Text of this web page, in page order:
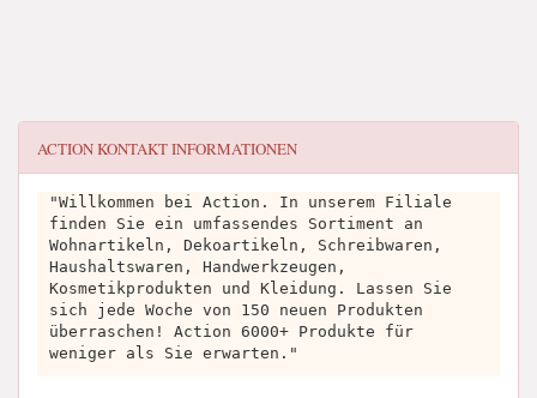
ACTIONKONTAKT INFORMATIONEN
"Willkommen bei Action. In unserem Filiale
finden Sie ein umfassendes Sortiment an
Wohnartikeln, Dekoartikeln, Schreibwaren,
Haushaltswaren, Handwerkzeugen,
Kosmetikprodukten und Kleidung. Lassen Sie
sich jede Woche von 150 neuen Produkten
überraschen! Action 6000+ Produkte für
weniger als Sie erwarten."